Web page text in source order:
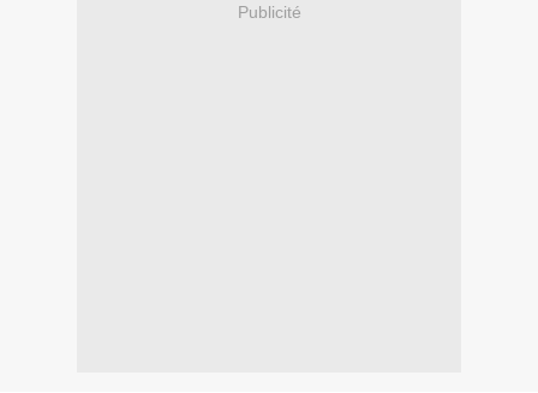
Publicité